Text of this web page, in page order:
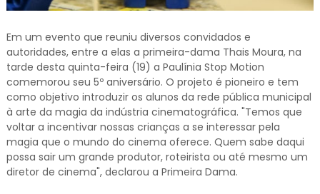
Em um evento que reuniu diversos convidados e
autoridades, entre a elas a primeira-dama Thais Moura, na
tarde desta quinta-feira (19) a Paulínia Stop Motion
comemorou seu 5º aniversário. O projeto é pioneiro e tem
como objetivo introduzir os alunos da rede pública municipal
à arte da magia da indústria cinematográfica. "Temos que
voltar a incentivar nossas crianças a se interessar pela
magia que o mundo do cinema oferece. Quem sabe daqui
possa sair um grande produtor, roteirista ou até mesmo um
diretor de cinema", declarou a Primeira Dama.